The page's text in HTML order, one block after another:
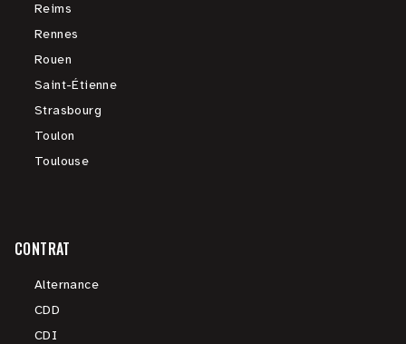
Reims
Rennes
Rouen
Saint-Étienne
Strasbourg
Toulon
Toulouse
CONTRAT
Alternance
CDD
CDI